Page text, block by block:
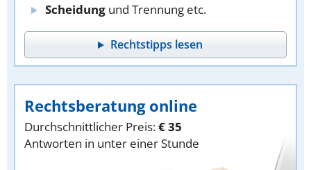
Scheidung und Trennung etc.
Rechtstipps lesen
Rechtsberatung online
Durchschnittlicher Preis:€ 35
Antworten in unter einer Stunde